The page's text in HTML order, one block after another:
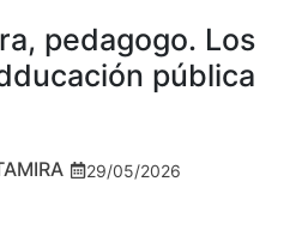
pedagogo. Los
pública
29/05/2026